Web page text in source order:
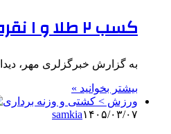
کسب ۲ طلا و ۱ نقره توسط فرنگی‌کاران ایران
به گزارش خبرگزلری مهر، دیدارهای رده بندی و فینال ۷ وزن اول
بیشتر بخوانید »
ورزش > کشتی و وزنه برداری
samkia۱۴۰۵/۰۳/۰۷